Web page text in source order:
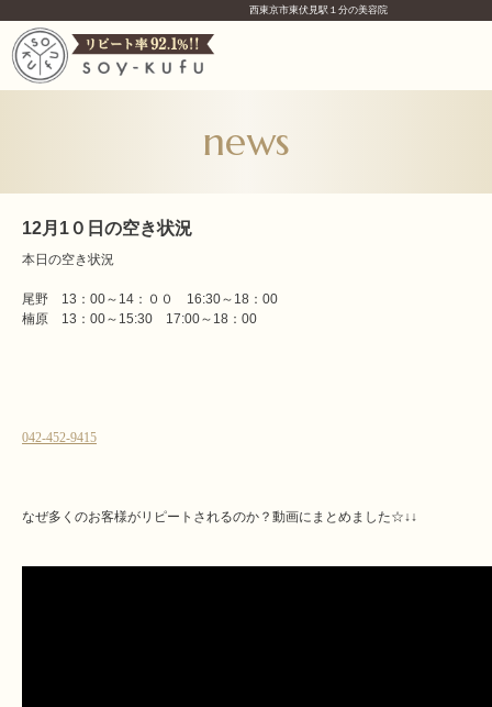
西東京市東伏見駅１分の美容院
news
12月1０日の空き状況
本日の空き状況
尾野 13：00～14：００ 16:30～18：00
楠原 13：00～15:30 17:00～18：00
042-452-9415
なぜ多くのお客様がリピートされるのか？動画にまとめました☆↓↓